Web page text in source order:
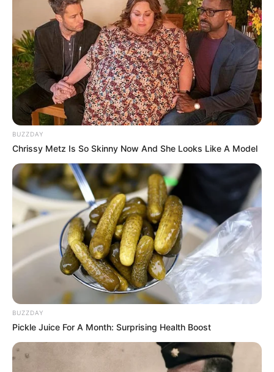
BUZZDAY
Chrissy Metz Is So Skinny Now And She Looks Like A Model
BUZZDAY
Pickle Juice For A Month: Surprising Health Boost